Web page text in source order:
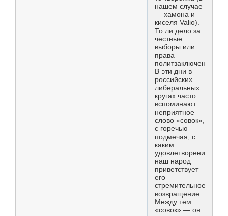
нашем случае
— хамона и
киселя Valio).
То ли дело за
честные
выборы или
права
политзаключенных.
В эти дни в
российских
либеральных
кругах часто
вспоминают
неприятное
слово «совок»,
с горечью
подмечая, с
каким
удовлетворением
наш народ
приветствует
его
стремительное
возвращение.
Между тем
«совок» — он